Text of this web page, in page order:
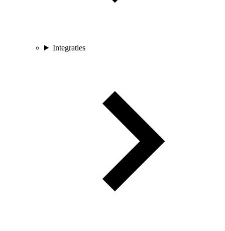
Integraties